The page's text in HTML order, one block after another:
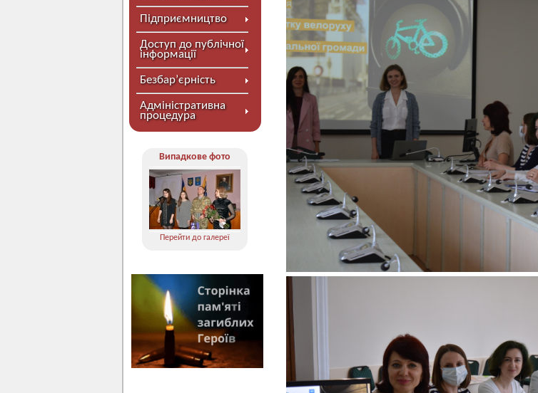
Підприємництво
Доступ до публічної
інформації
Безбар’єрність
Адміністративна
процедура
Випадкове фото
Перейти до галереї